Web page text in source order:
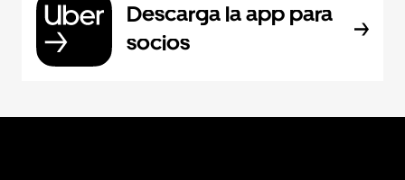
Descarga la app para
socios